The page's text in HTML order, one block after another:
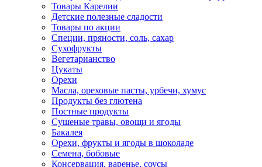
Товары Карелии
Детские полезные сладости
Товары по акции
Специи, пряности, соль, сахар
Сухофрукты
Вегетарианство
Цукаты
Орехи
Масла, ореховые пасты, урбечи, хумус
Продукты без глютена
Постные продукты
Сушеные травы, овощи и ягоды
Бакалея
Орехи, фрукты и ягоды в шоколаде
Семена, бобовые
Консервация, варенье, соусы